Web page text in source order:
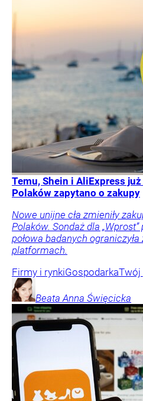
Temu, Shein i AliExpress
Polaków zapytano o zakupy
Nowe unijne cła zmieniły
Polaków. Sondaż dla
połowa badanych
platformach.
Firmy i rynkiGospodarkaTwój
Beata Anna Święcicka